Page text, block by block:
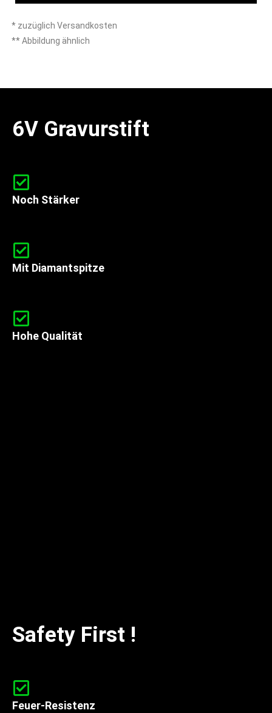
* zuzüglich Versandkosten
** Abbildung ähnlich
6V Gravurstift
Noch Stärker
Mit Diamantspitze
Hohe Qualität
Safety First !
Feuer-Resistenz